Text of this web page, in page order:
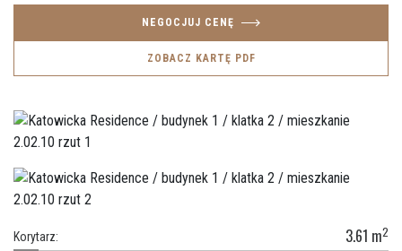
NEGOCJUJ CENĘ
ZOBACZ KARTĘ PDF
Korytarz: 3.61 m2